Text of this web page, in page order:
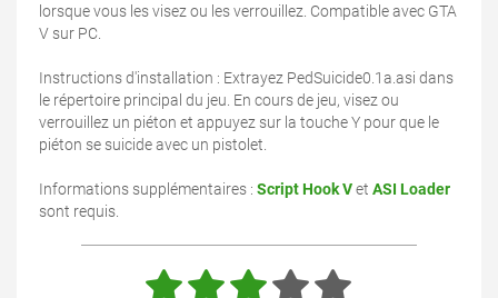
lorsque vous les visez ou les verrouillez. Compatible avec GTA
V sur PC.
Instructions d'installation : Extrayez PedSuicide0.1a.asi dans
le répertoire principal du jeu. En cours de jeu, visez ou
verrouillez un piéton et appuyez sur la touche Y pour que le
piéton se suicide avec un pistolet.
Informations supplémentaires : Script Hook Vet ASI Loader
sont requis.